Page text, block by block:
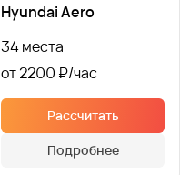
Hyundai Aero
34 места
от 2200 ₽
Рассчитать
Подробнее